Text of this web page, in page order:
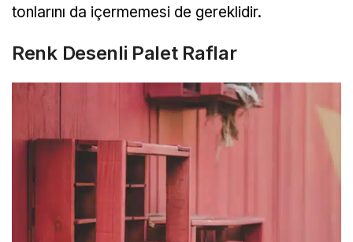
tonlarını da içermemesi de gereklidir.
Renk Desenli Palet Raflar